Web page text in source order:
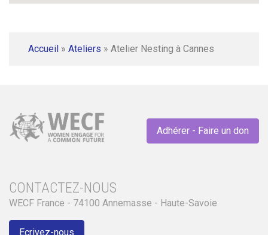
Accueil » Ateliers » Atelier Nesting à Cannes
Adhérer - Faire un don
CONTACTEZ-NOUS
WECF France - 74100 Annemasse - Haute-Savoie
Ecrivez-nous